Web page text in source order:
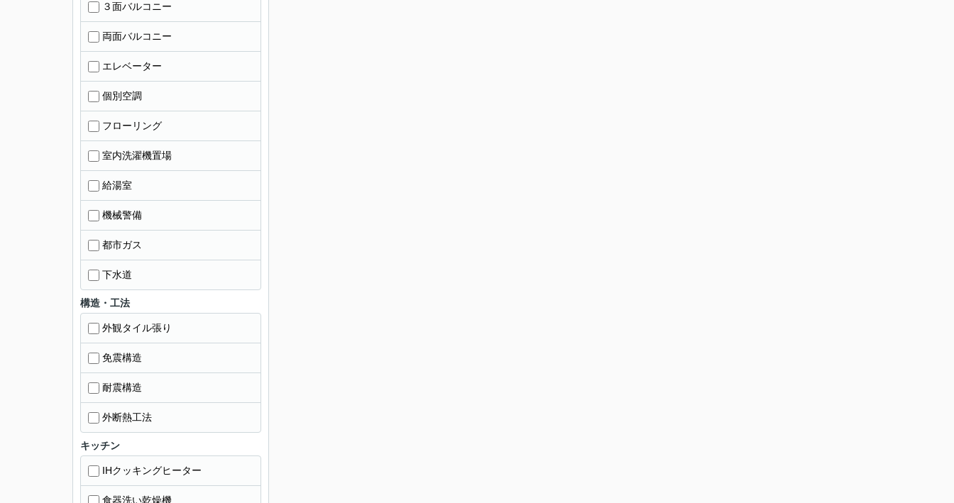
３面バルコニー
両面バルコニー
エレベーター
個別空調
フローリング
室内洗濯機置場
給湯室
機械警備
都市ガス
下水道
構造・工法
外観タイル張り
免震構造
耐震構造
外断熱工法
キッチン
IHクッキングヒーター
食器洗い乾燥機